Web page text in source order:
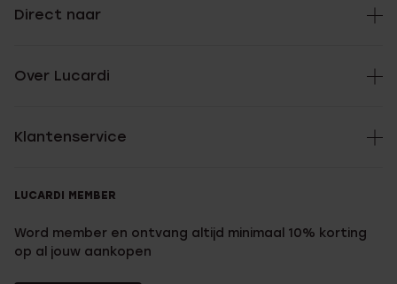
Direct naar
Over Lucardi
Klantenservice
LUCARDI MEMBER
Word member en ontvang altijd minimaal 10% korting
op al jouw aankopen